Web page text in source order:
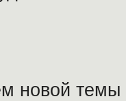
новой темы